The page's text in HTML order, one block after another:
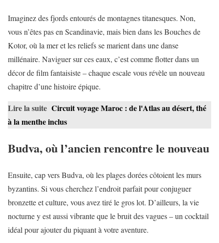
Imaginez des fjords entourés de montagnes titanesques. Non,
vous n’êtes pas en Scandinavie, mais bien dans les Bouches de
Kotor, où la mer et les reliefs se marient dans une danse
millénaire. Naviguer sur ces eaux, c’est comme flotter dans un
décor de film fantaisiste – chaque escale vous révèle un nouveau
chapitre d’une histoire épique.
Lire la suite Circuit voyage Maroc : de l'Atlas au désert, thé
à la menthe inclus
Budva, où l’ancien rencontre le nouveau
Ensuite, cap vers Budva, où les plages dorées côtoient les murs
byzantins. Si vous cherchez l’endroit parfait pour conjuguer
bronzette et culture, vous avez tiré le gros lot. D’ailleurs, la vie
nocturne y est aussi vibrante que le bruit des vagues – un cocktail
idéal pour ajouter du piquant à votre aventure.